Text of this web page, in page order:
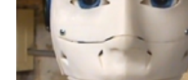
InMoov